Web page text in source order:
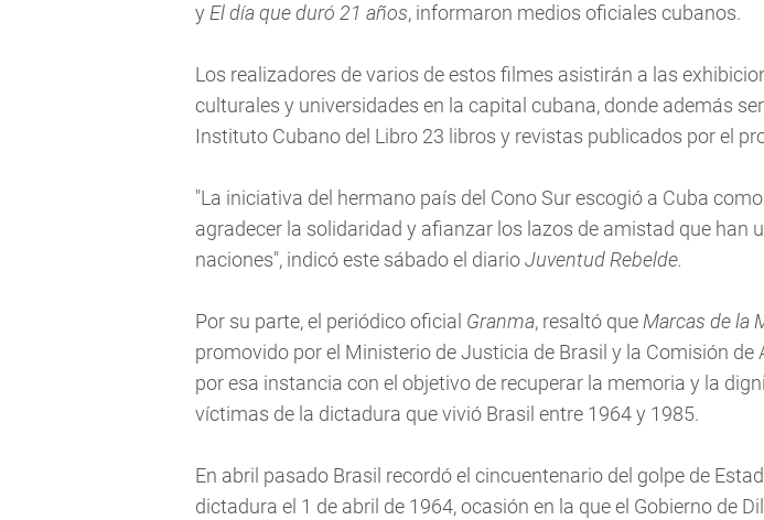
y El día que duró 21 años, informaron medios oficiales cubanos.
Los realizadores de varios de estos filmes asistirán a las
culturales y universidades en la capital cubana, donde además
Instituto Cubano del Libro 23 libros y revistas publicados por el
"La iniciativa del hermano país del Cono Sur escogió a Cuba
agradecer la solidaridad y afianzar los lazos de amistad que han
naciones", indicó este sábado el diarioJuventud Rebelde.
Por su parte, el periódico oficial Granma, resaltó queMarcas de la
promovido por el Ministerio de Justicia de Brasil y la Comisión de
por esa instancia con el objetivo de recuperar la memoria y la
víctimas de la dictadura que vivió Brasil entre 1964 y 1985.
En abril pasado Brasil recordó el cincuentenario del golpe de
dictadura el 1 de abril de 1964, ocasión en la que el Gobierno de